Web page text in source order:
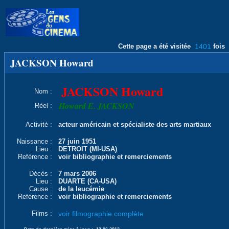
Cette page a été visitée 1401 fois
JACKSON Howard
Nom : JACKSON Howard
Réel : Howard E. JACKSON
Activité : acteur américain et spécialiste des arts martiaux
Naissance :
27 juin 1951
Lieu :
DETROIT (MI-USA)
Reférence :
voir bibliographie et remerciements
Décès :
7 mars 2006
Lieu :
DUARTE (CA-USA)
Cause :
de la leucémie
Reférence :
voir bibliographie et remerciements
Films : voir filmographie complète